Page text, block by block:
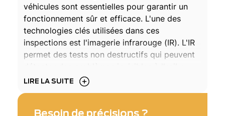
véhicules sont essentielles pour garantir un
fonctionnement sûr et efficace. L'une des
technologies clés utilisées dans ces
inspections est l'imagerie infrarouge (IR). L'IR
permet des tests non destructifs qui peuvent
Cette technologie infrarouge est utilisée à
diverses étapes du processus d'inspection,
LIRE LA SUITE